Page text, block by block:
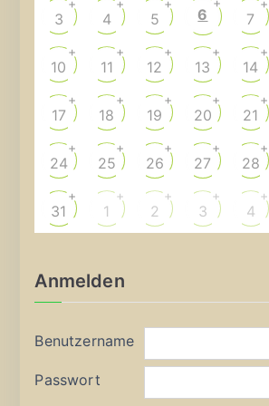
3
+
4
+
5
+
6 7
+
10
+
11
+
12
+
13
+
14
+
17
+
18
+
19
+
20
+
21
+
24
+
25
+
26
+
27
+
28
+
31
+
1
+
2
+
3
+
4
+
Anmelden
Benutzername
Passwort